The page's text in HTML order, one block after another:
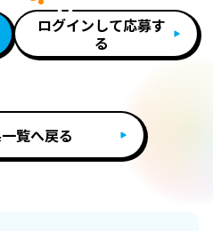
ログインして応募す
る
覧へ戻る